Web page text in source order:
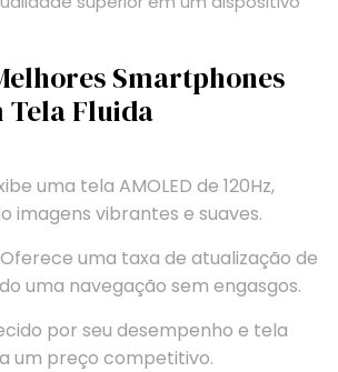
Smartphones
Tela Fluida
uma tela AMOLED de 120Hz,
imagens vibrantes e suaves.
uma taxa de atualização de
uma navegação sem engasgos.
por seu desempenho e tela
a um preço competitivo.